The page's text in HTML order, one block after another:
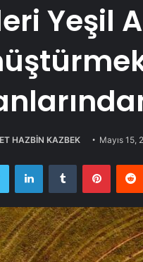
Yeşil
HAZBİN KAZBEK Mayıs 15,
Twitter LinkedInTumblr